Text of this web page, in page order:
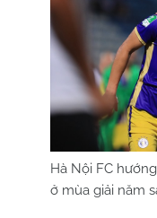
Hà Nội FC
ở mùa giải năm